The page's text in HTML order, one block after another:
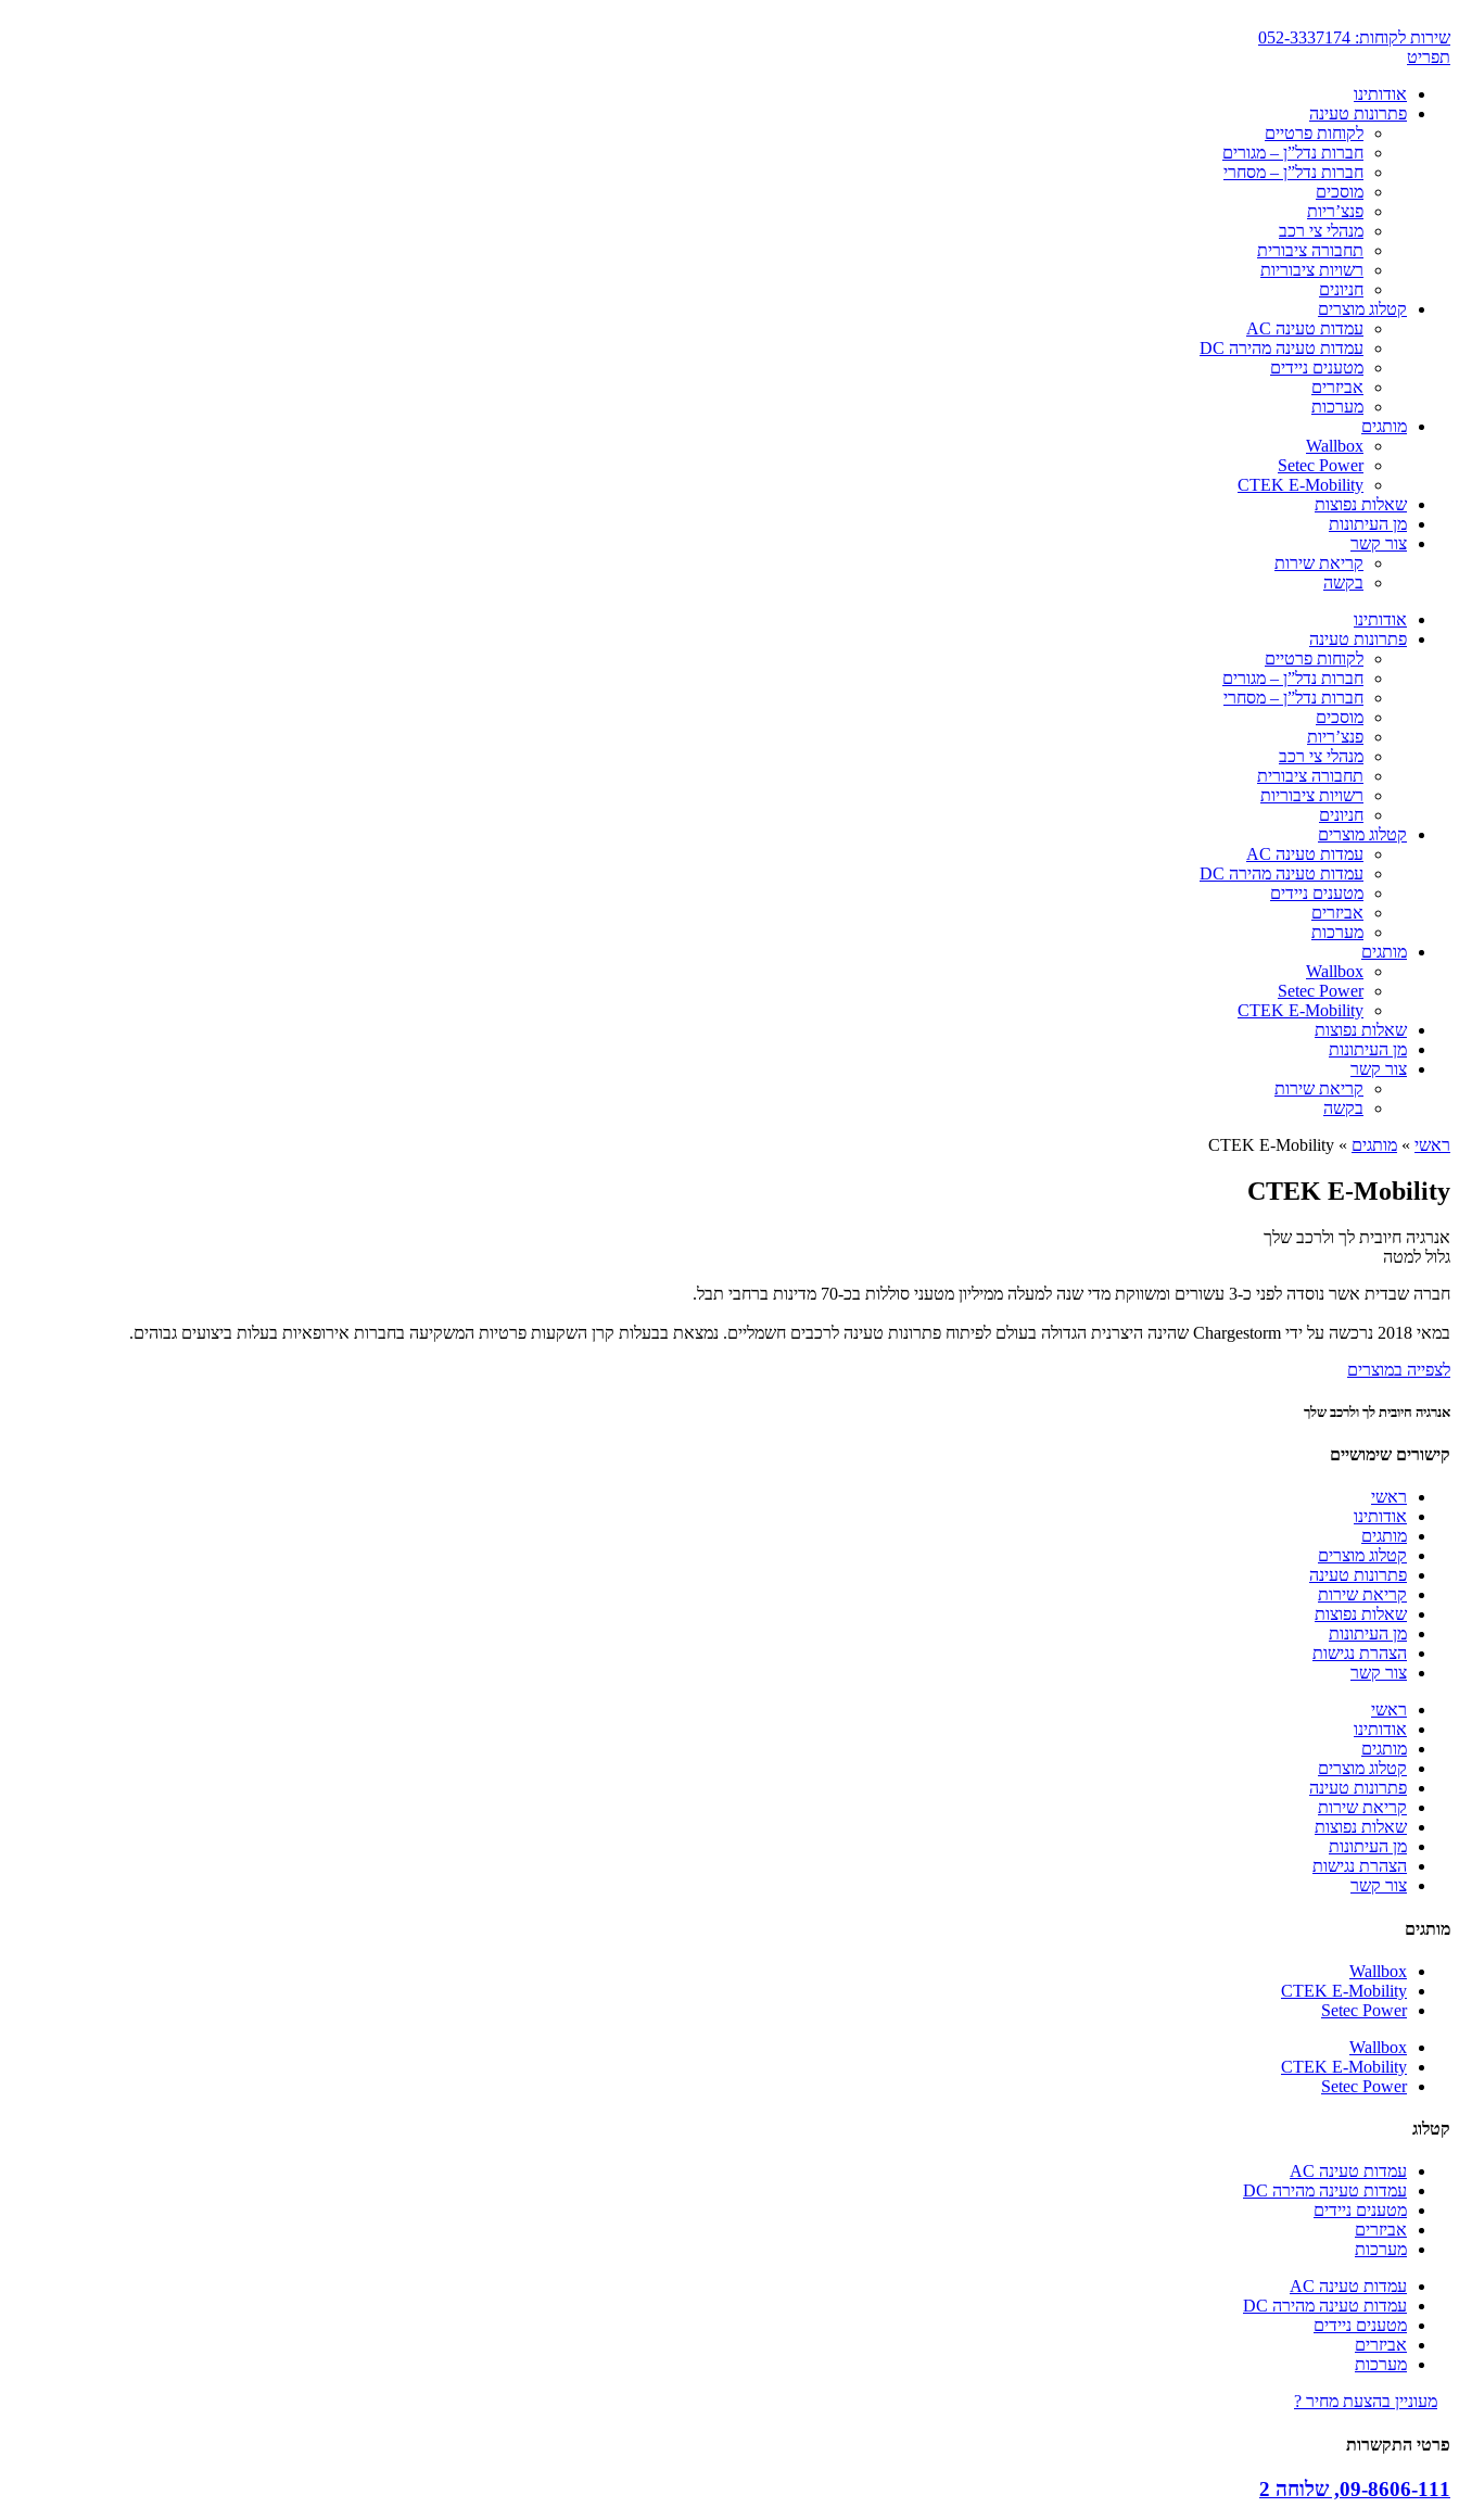
לתוכן
שירות לקוחות: 052-3337174
תפריט
אודותינו
פתרונות טעינה
לקוחות פרטיים
חברות נדל”ן – מגורים
חברות נדל”ן – מסחרי
מוסכים
פנצ’ריות
מנהלי צי רכב
תחבורה ציבורית
רשויות ציבוריות
חניונים
קטלוג מוצרים
עמדות טעינה AC
עמדות טעינה מהירה DC
מטענים ניידים
אביזרים
מערכות
מותגים
Wallbox
Setec Power
CTEK E-Mobility
שאלות נפוצות
מן העיתונות
צור קשר
קריאת שירות
בקשה
אודותינו
פתרונות טעינה
לקוחות פרטיים
חברות נדל”ן – מגורים
חברות נדל”ן – מסחרי
מוסכים
פנצ’ריות
מנהלי צי רכב
תחבורה ציבורית
רשויות ציבוריות
חניונים
קטלוג מוצרים
עמדות טעינה AC
עמדות טעינה מהירה DC
מטענים ניידים
אביזרים
מערכות
מותגים
Wallbox
Setec Power
CTEK E-Mobility
שאלות נפוצות
מן העיתונות
צור קשר
קריאת שירות
בקשה
ראשי » מותגים »
CTEK E-Mobility
CTEK E-Mobility
אנרגיה חיובית לך ולרכב שלך
גלול למטה
חברה שבדית אשר נוסדה לפני כ-3 עשורים ומשווקת מדי שנה למעלה ממיליון מטעני סוללות בכ-70 מדינות ברחבי תבל.
במאי 2018 נרכשה על ידי Chargestorm שהינה היצרנית הגדולה בעולם לפיתוח פתרונות טעינה לרכבים חשמליים. נמצאת בבעלות קרן השקעות פרטיות המשקיעה בחברות אירופאיות בעלות ביצועים גבוהים.
לצפייה במוצרים
אנרגיה חיובית לך ולרכב שלך
קישורים שימושיים
ראשי
אודותינו
מותגים
קטלוג מוצרים
פתרונות טעינה
קריאת שירות
שאלות נפוצות
מן העיתונות
הצהרת נגישות
צור קשר
ראשי
אודותינו
מותגים
קטלוג מוצרים
פתרונות טעינה
קריאת שירות
שאלות נפוצות
מן העיתונות
הצהרת נגישות
צור קשר
מותגים
Wallbox
CTEK E-Mobility
Setec Power
Wallbox
CTEK E-Mobility
Setec Power
קטלוג
עמדות טעינה AC
עמדות טעינה מהירה DC
מטענים ניידים
אביזרים
מערכות
עמדות טעינה AC
עמדות טעינה מהירה DC
מטענים ניידים
אביזרים
מערכות
מעוניין בהצעת מחיר ?
פרטי התקשרות
09-8606-111, שלוחה 2